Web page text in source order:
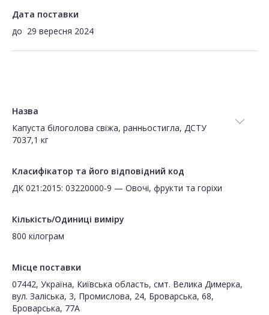
Дата поставки
до 29 вересня 2024
Назва
Капуста білоголова свіжа, ранньостигла, ДСТУ
7037,1 кг
Класифікатор та його відповідний код
ДК 021:2015: 03220000-9 — Овочі, фрукти та горіхи
Кількість/Одиниці виміру
800 кілограм
Місце поставки
07442, Україна, Київська область, смт. Велика Димерка,
вул. Заліська, 3, Промислова, 24, Броварська, 68,
Броварська, 77А